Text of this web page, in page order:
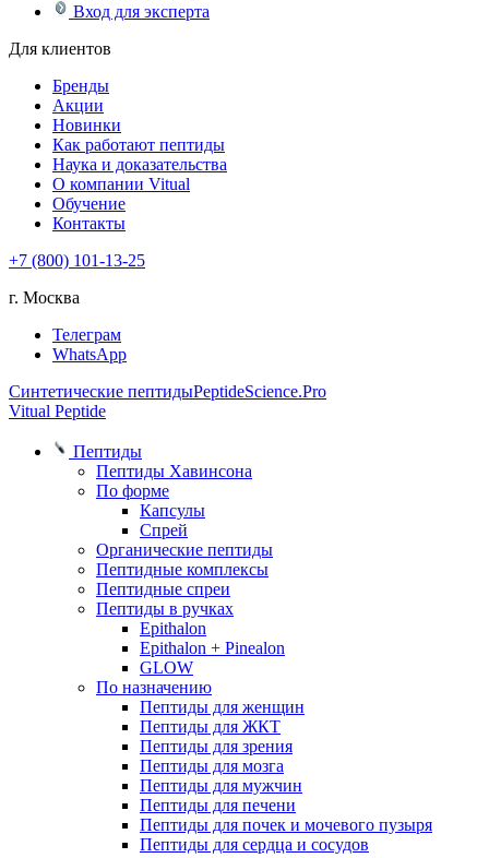
Вход для эксперта
Для клиентов
Бренды
Акции
Новинки
Как работают пептиды
Наука и доказательства
О компании Vitual
Обучение
Контакты
+7 (800) 101-13-25
г. Москва
Телеграм
WhatsApp
Синтетические пептидыPeptideScience.Pro
Vitual Peptide
Пептиды
Пептиды Хавинсона
По форме
Капсулы
Спрей
Органические пептиды
Пептидные комплексы
Пептидные спреи
Пептиды в ручках
Epithalon
Epithalon + Pinealon
GLOW
По назначению
Пептиды для женщин
Пептиды для ЖКТ
Пептиды для зрения
Пептиды для мозга
Пептиды для мужчин
Пептиды для печени
Пептиды для почек и мочевого пузыря
Пептиды для сердца и сосудов